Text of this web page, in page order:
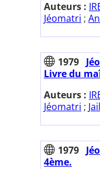
Auteurs :
Jéomatri ;
1979
Livre du
Auteurs :
Jéomatri ;
1979
4ème.